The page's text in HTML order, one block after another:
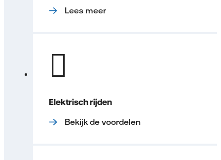
Lees meer
Elektrisch rijden
Bekijk de voordelen